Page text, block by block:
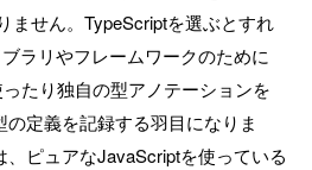
ません。TypeScriptを選ぶとすれ
ラリやフレームワークのために
ったり独自の型アノテーションを
定義を記録する羽目になりま
ピュアなJavaScriptを使っている